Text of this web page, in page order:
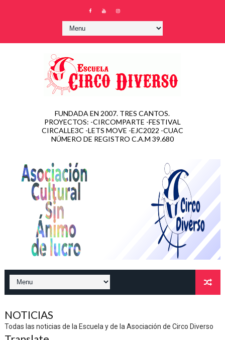
FUNDADA EN 2007. TRES CANTOS.
PROYECTOS: -CIRCOMPARTE -FESTIVAL
CIRCALLE3C -LETS MOVE -EJC2022 -CUAC
NÚMERO DE REGISTRO C.A.M 39.680
NOTICIAS
Todas las noticias de la Escuela y de la Asociación de Circo Diverso